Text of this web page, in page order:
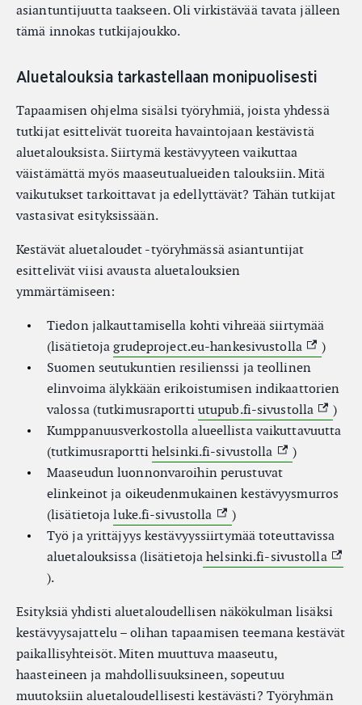
asiantuntijuutta taakseen. Oli virkistävää tavata jälleen
tämä innokas tutkijajoukko.
Aluetalouksia tarkastellaan monipuolisesti
Tapaamisen ohjelma sisälsi työryhmiä, joista yhdessä
tutkijat esittelivät tuoreita havaintojaan kestävistä
aluetalouksista. Siirtymä kestävyyteen vaikuttaa
väistämättä myös maaseutualueiden talouksiin. Mitä
vaikutukset tarkoittavat ja edellyttävät? Tähän tutkijat
vastasivat esityksissään.
Kestävät aluetaloudet -työryhmässä asiantuntijat
esittelivät viisi avausta aluetalouksien
ymmärtämiseen:
Tiedon jalkauttamisella kohti vihreää siirtymää
(lisätietojagrudeproject.eu-hankesivustolla
)
Suomen seutukuntien resilienssi ja teollinen
elinvoima älykkään erikoistumisen indikaattorien
valossa (tutkimusraporttiutupub.fi-sivustolla
)
Kumppanuusverkostolla alueellista vaikuttavuutta
(tutkimusraporttihelsinki.fi-sivustolla (External link)
)
Maaseudun luonnonvaroihin perustuvat
elinkeinot ja oikeudenmukainen kestävyysmurros
(lisätietojaluke.fi-sivustolla (External link)
)
Työ ja yrittäjyys kestävyyssiirtymää toteuttavissa
aluetalouksissa (lisätietojahelsinki.fi-sivustolla
).
Esityksiä yhdisti aluetaloudellisen näkökulman lisäksi
kestävyysajattelu – olihan tapaamisen teemana kestävät
paikallisyhteisöt. Miten muuttuva maaseutu,
haasteineen ja mahdollisuuksineen, sopeutuu
muutoksiin aluetaloudellisesti kestävästi? Työryhmän